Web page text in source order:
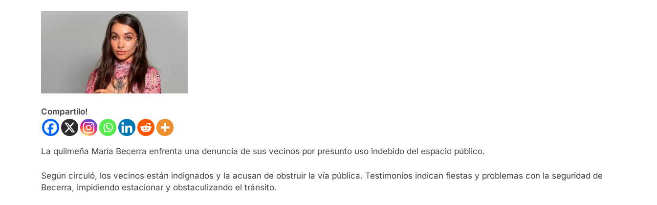
Compartilo!
La quilmeña María Becerra enfrenta una denuncia de sus vecinos por presunto uso indebido del espacio público.
Según circuló, los vecinos están indignados y la acusan de obstruir la vía pública. Testimonios indican fiestas y problemas con la seguridad de
Becerra, impidiendo estacionar y obstaculizando el tránsito.